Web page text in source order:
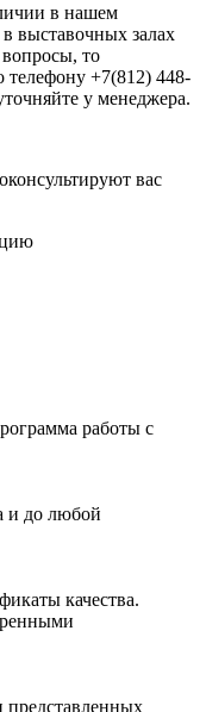
в нашем
выставочных залах
то
телефону +7(812) 448-
у менеджера.
вас
работы с
и до любой
качества.